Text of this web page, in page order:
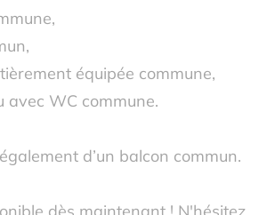
équipée commune,
avec WC commune.
d’un balcon commun.
dès maintenant ! N'hésitez